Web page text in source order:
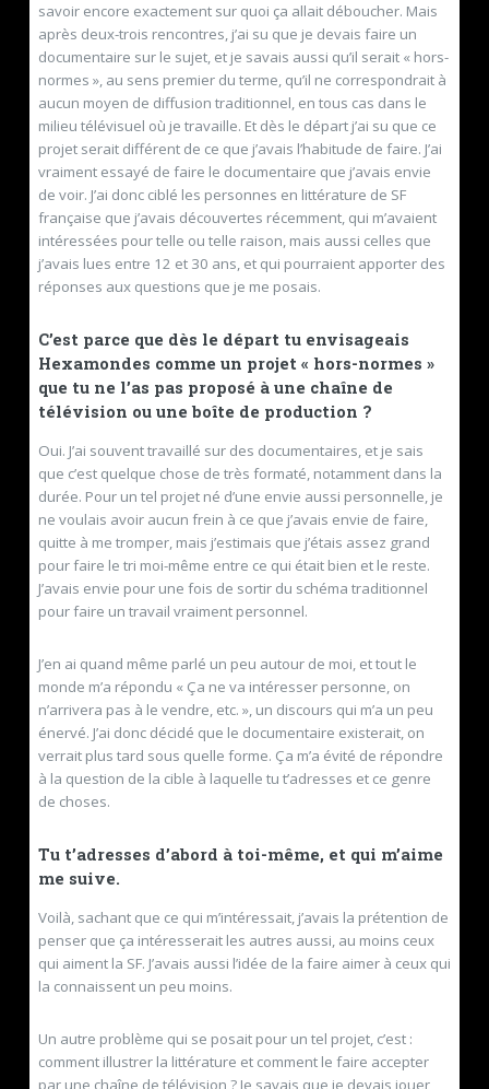
savoir encore exactement sur quoi ça allait déboucher. Mais
après deux-trois rencontres, j’ai su que je devais faire un
documentaire sur le sujet, et je savais aussi qu’il serait « hors-
normes », au sens premier du terme, qu’il ne correspondrait à
aucun moyen de diffusion traditionnel, en tous cas dans le
milieu télévisuel où je travaille. Et dès le départ j’ai su que ce
projet serait différent de ce que j’avais l’habitude de faire. J’ai
vraiment essayé de faire le documentaire que j’avais envie
de voir. J’ai donc ciblé les personnes en littérature de SF
française que j’avais découvertes récemment, qui m’avaient
intéressées pour telle ou telle raison, mais aussi celles que
j’avais lues entre 12 et 30 ans, et qui pourraient apporter des
réponses aux questions que je me posais.
C’est parce que dès le départ tu envisageais
Hexamondes comme un projet « hors-normes »
que tu ne l’as pas proposé à une chaîne de
télévision ou une boîte de production ?
Oui. J’ai souvent travaillé sur des documentaires, et je sais
que c’est quelque chose de très formaté, notamment dans la
durée. Pour un tel projet né d’une envie aussi personnelle, je
ne voulais avoir aucun frein à ce que j’avais envie de faire,
quitte à me tromper, mais j’estimais que j’étais assez grand
pour faire le tri moi-même entre ce qui était bien et le reste.
J’avais envie pour une fois de sortir du schéma traditionnel
pour faire un travail vraiment personnel.
J’en ai quand même parlé un peu autour de moi, et tout le
monde m’a répondu « Ça ne va intéresser personne, on
n’arrivera pas à le vendre, etc. », un discours qui m’a un peu
énervé. J’ai donc décidé que le documentaire existerait, on
verrait plus tard sous quelle forme. Ça m’a évité de répondre
à la question de la cible à laquelle tu t’adresses et ce genre
de choses.
Tu t’adresses d’abord à toi-même, et qui m’aime
me suive.
Voilà, sachant que ce qui m’intéressait, j’avais la prétention de
penser que ça intéresserait les autres aussi, au moins ceux
qui aiment la SF. J’avais aussi l’idée de la faire aimer à ceux qui
la connaissent un peu moins.
Un autre problème qui se posait pour un tel projet, c’est :
comment illustrer la littérature et comment le faire accepter
par une chaîne de télévision ? Je savais que je devais jouer